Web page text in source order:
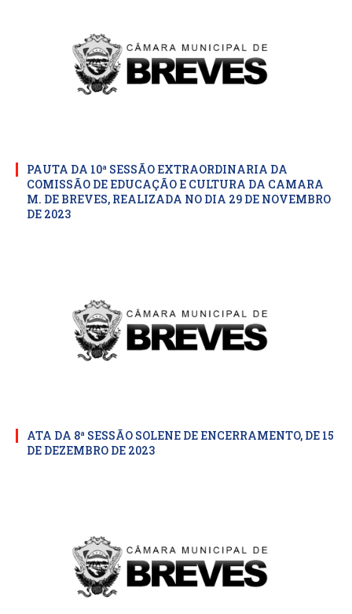
PAUTA DA 10ª SESSÃO EXTRAORDINARIA DA
COMISSÃO DE EDUCAÇÃO E CULTURA DA CAMARA
M. DE BREVES, REALIZADA NO DIA 29 DE NOVEMBRO
DE 2023
ATA DA 8ª SESSÃO SOLENE DE ENCERRAMENTO, DE 15
DE DEZEMBRO DE 2023